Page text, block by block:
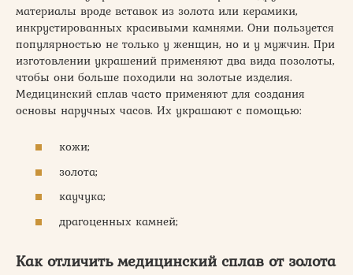
материалы вроде вставок из золота или керамики,
инкрустированных красивыми камнями. Они пользуется
популярностью не только у женщин, но и у мужчин. При
изготовлении украшений применяют два вида позолоты,
чтобы они больше походили на золотые изделия.
Медицинский сплав часто применяют для создания
основы наручных часов. Их украшают с помощью:
кожи;
золота;
каучука;
драгоценных камней;
Как отличить медицинский сплав от золота